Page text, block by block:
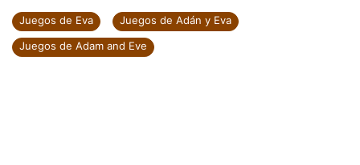
Juegos de Eva
Juegos de Adán y Eva
Juegos de Adam and Eve